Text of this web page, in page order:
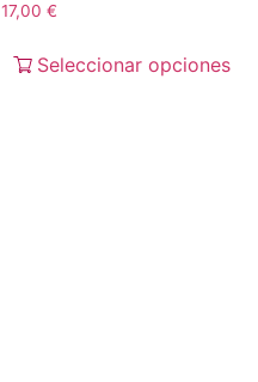
17,00 €
Seleccionar opciones